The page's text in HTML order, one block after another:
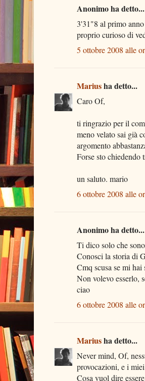
Anonimo ha detto...
3'31"8 al primo
proprio curioso di
5 ottobre 2008 alle
Mariusha detto...
Caro Of,
ti ringrazio per il
meno velato sai già
argomento
Forse sto chiedendo
un saluto. mario
6 ottobre 2008 alle
Anonimo ha detto...
Ti dico solo che
Conosci la storia di
Cmq scusa se mi
Non volevo esserlo,
ciao
6 ottobre 2008 alle
Mariusha detto...
Never mind, Of,
provocazioni, e i
Cosa vuol dire